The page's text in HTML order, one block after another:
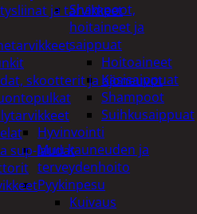
Shampoot,
hoitaineet ja
saippuat
Hoitoaineet
Käsisaippuat
Shampoot
Suihkusaippuat
Hyvinvointi
Muu kauneuden ja
terveydenhoito
Pyykinpesu
Kuivaus
ja tarvikkeet
skootterit ja ajoneuvot
sup-laudat